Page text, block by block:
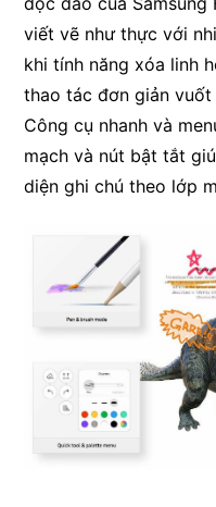
viết vẽ như thực với
khi tính năng xóa linh
thao tác đơn giản
Công cụ nhanh và
mạch và nút bật tắt
diện ghi chú theo lớp